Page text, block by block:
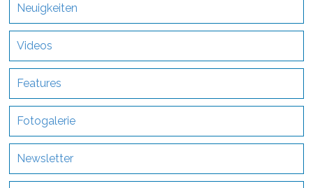
Neuigkeiten
Videos
Features
Fotogalerie
Newsletter